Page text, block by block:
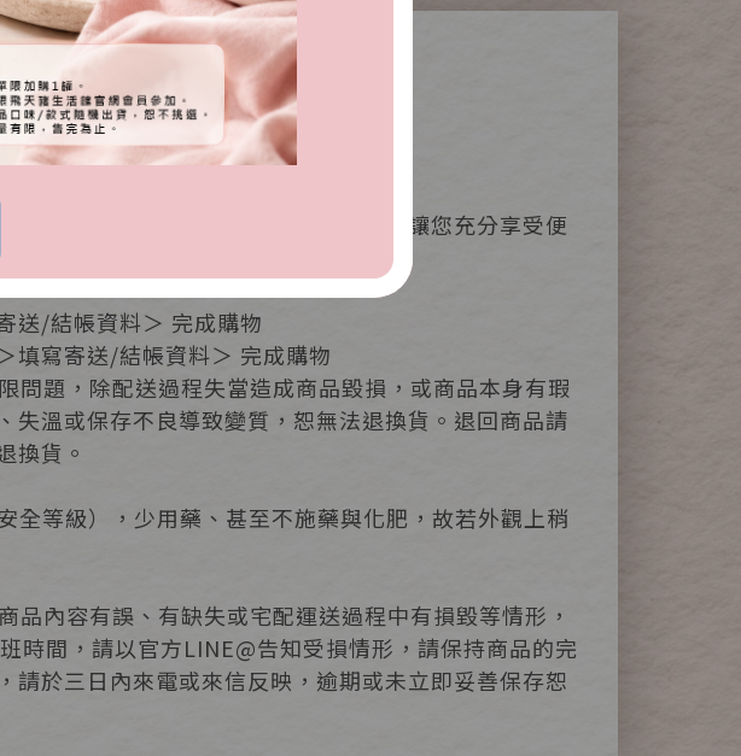
訂購，親切易懂的指引式流程畫面，讓您充分享受便
送/結帳資料＞ 完成購物
填寫寄送/結帳資料＞ 完成購物
問題，除配送過程失當造成商品毀損，或商品本身有瑕
溫或保存不良導致變質，恕無法退換貨。退回商品請
換貨。
等級），少用藥、甚至不施藥與化肥，故若外觀上稍
內容有誤、有缺失或宅配運送過程中有損毀等情形，
間，請以官方LINE@告知受損情形，請保持商品的完
於三日內來電或來信反映，逾期或未立即妥善保存恕